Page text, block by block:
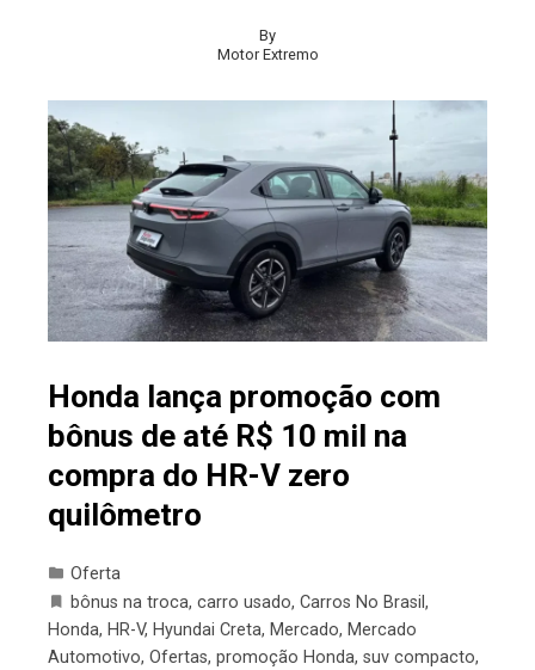
By
Motor Extremo
Honda lança promoção com
bônus de até R$ 10 mil na
compra do HR-V zero
quilômetro
Oferta
bônus na troca, carro usado, Carros No Brasil ,
Honda, HR-V, Hyundai Creta, Mercado, Mercado
Automotivo, Ofertas, promoção Honda, suv compacto,